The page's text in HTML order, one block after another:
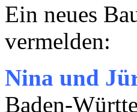
Ein neues
vermelden:
Nina und
Baden-